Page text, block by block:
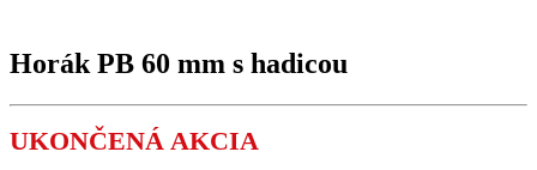
Horák PB 60 mm s hadicou
UKONČENÁ AKCIA